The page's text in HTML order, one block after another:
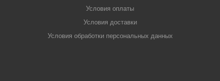
Условия оплаты
Условия доставки
Условия обработки персональных данных